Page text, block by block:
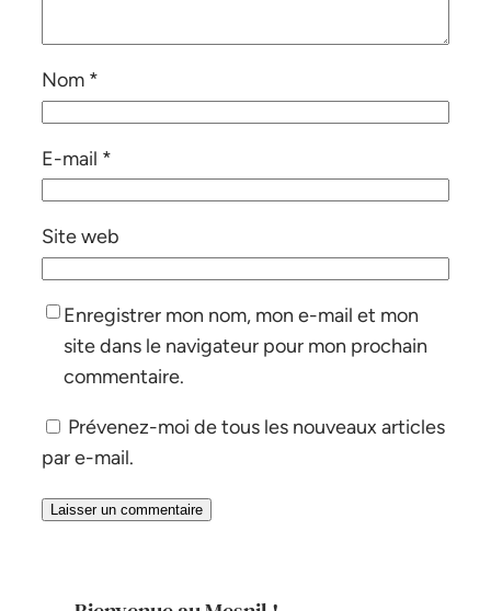
Nom *
E-mail *
Site web
Enregistrer mon nom, mon e-mail et mon
site dans le navigateur pour mon prochain
commentaire.
Prévenez-moi de tous les nouveaux articles
par e-mail.